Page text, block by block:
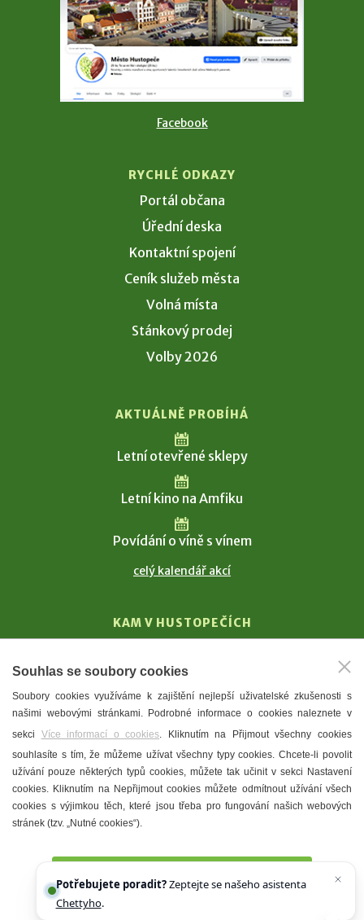
Facebook
RYCHLÉ ODKAZY
Portál občana
Úřední deska
Kontaktní spojení
Ceník služeb města
Volná místa
Stánkový prodej
Volby 2026
AKTUÁLNĚ PROBÍHÁ
Letní otevřené sklepy
Letní kino na Amfiku
Povídání o víně s vínem
celý kalendář akcí
KAM V HUSTOPEČÍCH
T. G. Masaryk
Mandloně
Ubytování
Restaurace
Městské muzeum a galerie
Denní meníčka
Souhlas se soubory cookies
Soubory cookies využíváme k zajištění nejlepší uživatelské zkušenosti s
našimi webovými stránkami. Podrobné informace o cookies naleznete v
sekci Více informací o cookies. Kliknutím na Přijmout všechny cookies
souhlasíte s tím, že můžeme užívat všechny typy cookies. Chcete-li povolit
užívání pouze některých typů cookies, můžete tak učinit v sekci Nastavení
cookies. Kliknutím na Nepřijmout cookies můžete odmítnout užívání všech
cookies s výjimkou těch, které jsou třeba pro fungování našich webových
stránek (tzv. „Nutné cookies“).
Potřebujete poradit?Zeptejte se našeho asistenta
Chettyho.